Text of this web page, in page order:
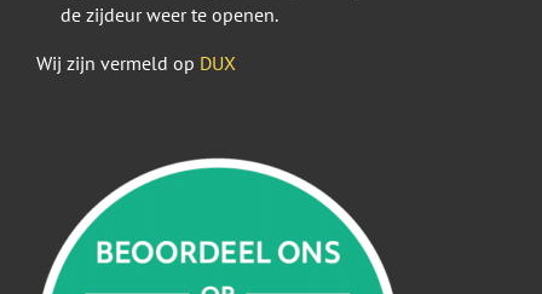
de zijdeur weer te openen.
Wij zijn vermeld op DUX